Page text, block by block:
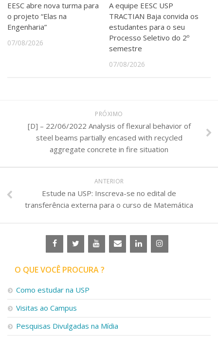
EESC abre nova turma para
o projeto “Elas na
Engenharia”
07/08/2026
A equipe EESC USP
TRACTIAN Baja convida os
estudantes para o seu
Processo Seletivo do 2º
semestre
07/08/2026
PRÓXIMO
[D] – 22/06/2022 Analysis of flexural behavior of
steel beams partially encased with recycled
aggregate concrete in fire situation
ANTERIOR
Estude na USP: Inscreva-se no edital de
transferência externa para o curso de Matemática
O QUE VOCÊ PROCURA ?
Como estudar na USP
Visitas ao Campus
Pesquisas Divulgadas na Mídia